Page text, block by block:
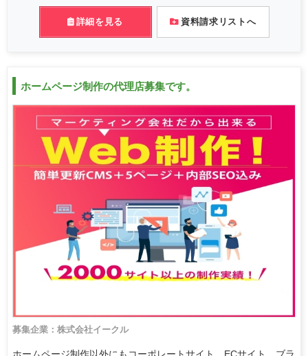
詳細を見る 資料請求リストへ
ホームページ制作の代理店募集です。
募集企業：株式会社イークル